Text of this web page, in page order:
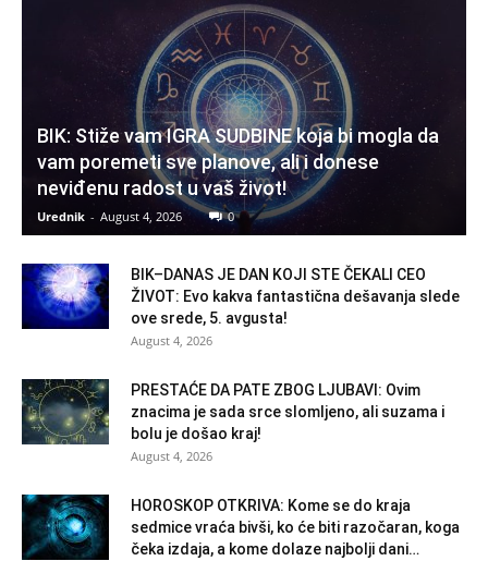
BIK: Stiže vam IGRA SUDBINE koja bi mogla da
vam poremeti sve planove, ali i donese
neviđenu radost u vaš život!
Urednik - August 4, 2026 0
BIK–DANAS JE DAN KOJI STE ČEKALI CEO
ŽIVOT: Evo kakva fantastična dešavanja slede
ove srede, 5. avgusta!
August 4, 2026
PRESTAĆE DA PATE ZBOG LJUBAVI: Ovim
znacima je sada srce slomljeno, ali suzama i
bolu je došao kraj!
August 4, 2026
HOROSKOP OTKRIVA: Kome se do kraja
sedmice vraća bivši, ko će biti razočaran, koga
čeka izdaja, a kome dolaze najbolji dani…